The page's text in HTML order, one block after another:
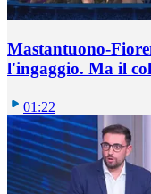
Mastantuono-
l'ingaggio. Ma il
01:22